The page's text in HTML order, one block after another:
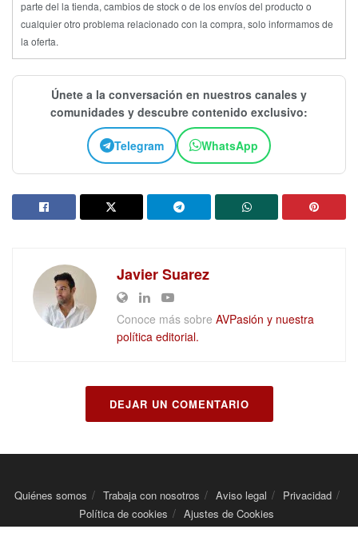
parte del la tienda, cambios de stock o de los envíos del producto o
cualquier otro problema relacionado con la compra, solo informamos de
la oferta.
Únete a la conversación en nuestros canales y
comunidades y descubre contenido exclusivo:
Telegram WhatsApp
Javier Suarez
Conoce más sobre AVPasión y nuestra
política editorial.
DEJAR UN COMENTARIO
Quiénes somos Trabaja con nosotros Aviso legal
Privacidad
Política de cookies
Ajustes de Cookies